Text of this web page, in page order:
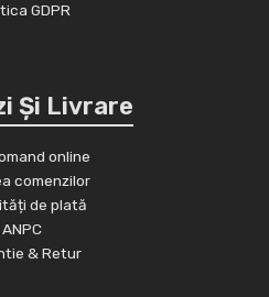
GDPR
Și Livrare
online
comenzilor
de plată
ANPC
& Retur